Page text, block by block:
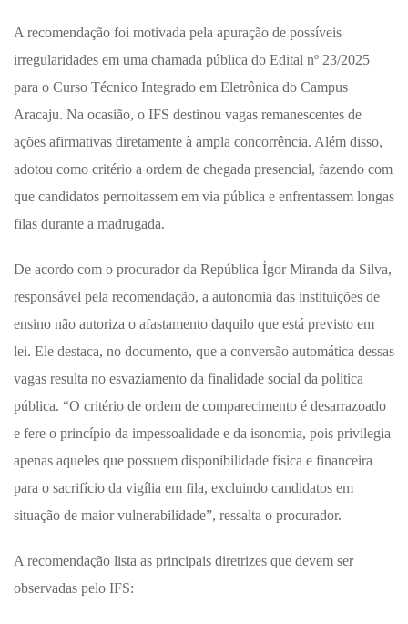
A recomendação foi motivada pela apuração de possíveis
irregularidades em uma chamada pública do Edital nº 23/2025
para o Curso Técnico Integrado em Eletrônica do Campus
Aracaju. Na ocasião, o IFS destinou vagas remanescentes de
ações afirmativas diretamente à ampla concorrência. Além disso,
adotou como critério a ordem de chegada presencial, fazendo com
que candidatos pernoitassem em via pública e enfrentassem longas
filas durante a madrugada.
De acordo com o procurador da República Ígor Miranda da Silva,
responsável pela recomendação, a autonomia das instituições de
ensino não autoriza o afastamento daquilo que está previsto em
lei. Ele destaca, no documento, que a conversão automática dessas
vagas resulta no esvaziamento da finalidade social da política
pública. “O critério de ordem de comparecimento é desarrazoado
e fere o princípio da impessoalidade e da isonomia, pois privilegia
apenas aqueles que possuem disponibilidade física e financeira
para o sacrifício da vigília em fila, excluindo candidatos em
situação de maior vulnerabilidade”, ressalta o procurador.
A recomendação lista as principais diretrizes que devem ser
observadas pelo IFS: